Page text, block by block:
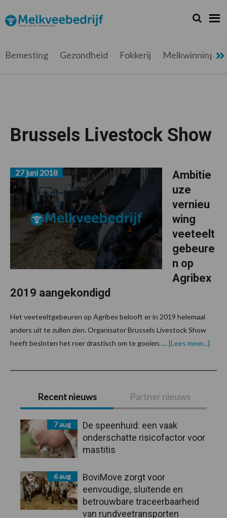
de
hoofdnavigatie
de
hoofd
de
eerste
de
voettekst
Melkveebedrijf.be
Nieuws
melkveehouder
Zoeken...
Zoek
Bemesting Gezondheid Fokkerij Melkwinning
Brussels Livestock Show
Ambitie
uze
vernieu
wing
veeteelt
gebeure
n op
Agribex
2019 aangekondigd
27 juni 2018
Het veeteeltgebeuren op Agribex belooft er in 2019 helemaal
anders uit te zullen zien. Organisator Brussels Livestock Show
heeft besloten het roer drastisch om te gooien. …[Lees meer...]
Primaire
Sidebar
Recent nieuws Partner nieuws
7 aug
De speenhuid: een vaak
onderschatte risicofactor voor
mastitis
6 aug
BoviMove zorgt voor
eenvoudige, sluitende en
betrouwbare traceerbaarheid
van rundveetransporten